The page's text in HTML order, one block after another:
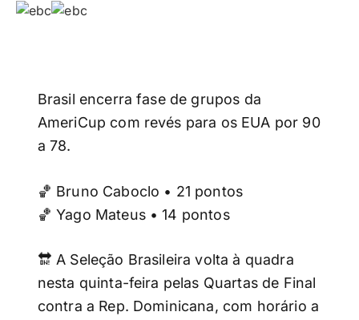
Brasil encerra fase de grupos da
AmeriCup com revés para os EUA por 90
a 78.
🏀 Bruno Caboclo • 21 pontos
🏀 Yago Mateus • 14 pontos
🔛 A Seleção Brasileira volta à quadra
nesta quinta-feira pelas Quartas de Final
contra a Rep. Dominicana, com horário a